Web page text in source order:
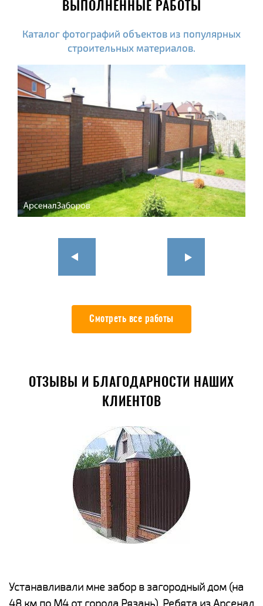
ВЫПОЛНЕННЫЕ РАБОТЫ
Каталог фотографий объектов из популярных
строительных материалов.
Смотреть все работы
ОТЗЫВЫ И БЛАГОДАРНОСТИ НАШИХ
КЛИЕНТОВ
Устанавливали мне забор в загородный дом (на